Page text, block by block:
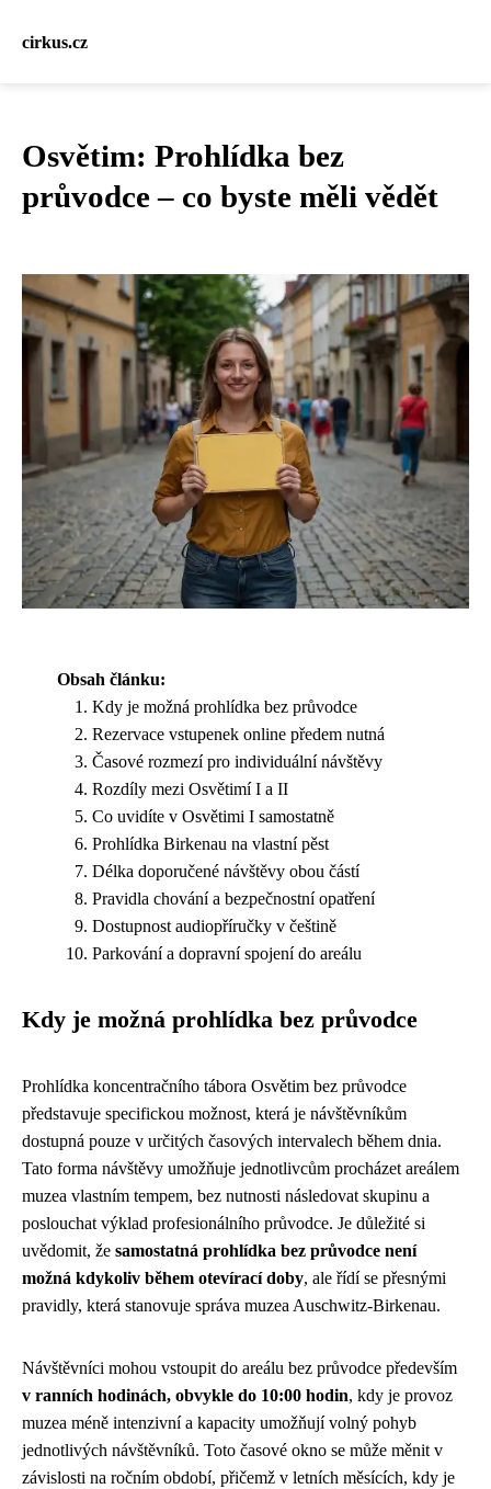
cirkus.cz
Osvětim: Prohlídka bez
průvodce – co byste měli vědět
Obsah článku:
Kdy je možná prohlídka bez průvodce
Rezervace vstupenek online předem nutná
Časové rozmezí pro individuální návštěvy
Rozdíly mezi Osvětimí I a II
Co uvidíte v Osvětimi I samostatně
Prohlídka Birkenau na vlastní pěst
Délka doporučené návštěvy obou částí
Pravidla chování a bezpečnostní opatření
Dostupnost audiopříručky v češtině
Parkování a dopravní spojení do areálu
Kdy je možná prohlídka bez průvodce
Prohlídka koncentračního tábora Osvětim bez průvodce
představuje specifickou možnost, která je návštěvníkům
dostupná pouze v určitých časových intervalech během dnia.
Tato forma návštěvy umožňuje jednotlivcům procházet areálem
muzea vlastním tempem, bez nutnosti následovat skupinu a
poslouchat výklad profesionálního průvodce. Je důležité si
uvědomit, že samostatná prohlídka bez průvodce není
možná kdykoliv během otevírací doby, ale řídí se přesnými
pravidly, která stanovuje správa muzea Auschwitz-Birkenau.
Návštěvníci mohou vstoupit do areálu bez průvodce především
v ranních hodinách, obvykle do 10:00 hodin, kdy je provoz
muzea méně intenzivní a kapacity umožňují volný pohyb
jednotlivých návštěvníků. Toto časové okno se může měnit v
závislosti na ročním období, přičemž v letních měsících, kdy je